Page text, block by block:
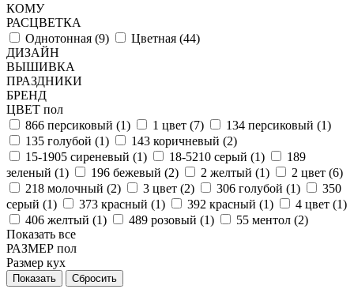
КОМУ
РАСЦВЕТКА
Однотонная (9) Цветная (44)
ДИЗАЙН
ВЫШИВКА
ПРАЗДНИКИ
БРЕНД
ЦВЕТ пол
866 персиковый (1) 1 цвет (7) 134 персиковый (1)
135 голубой (1) 143 коричневый (2)
15-1905 сиреневый (1) 18-5210 серый (1)
189
зеленый (1) 196 бежевый (2) 2 желтый (1) 2 цвет (6)
218 молочный (2) 3 цвет (2) 306 голубой (1)
350
серый (1) 373 красный (1) 392 красный (1) 4 цвет (1)
406 желтый (1) 489 розовый (1) 55 ментол (2)
Показать все
РАЗМЕР пол
Размер кух
Сбросить